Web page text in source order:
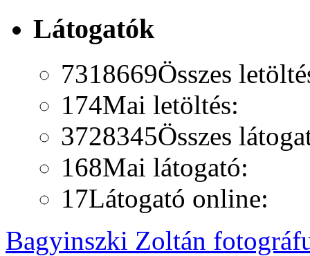
Látogatók
7318669Összes
174Mai letöltés:
3728345Összes
168Mai látogató:
17Látogató online:
Bagyinszki Zoltán